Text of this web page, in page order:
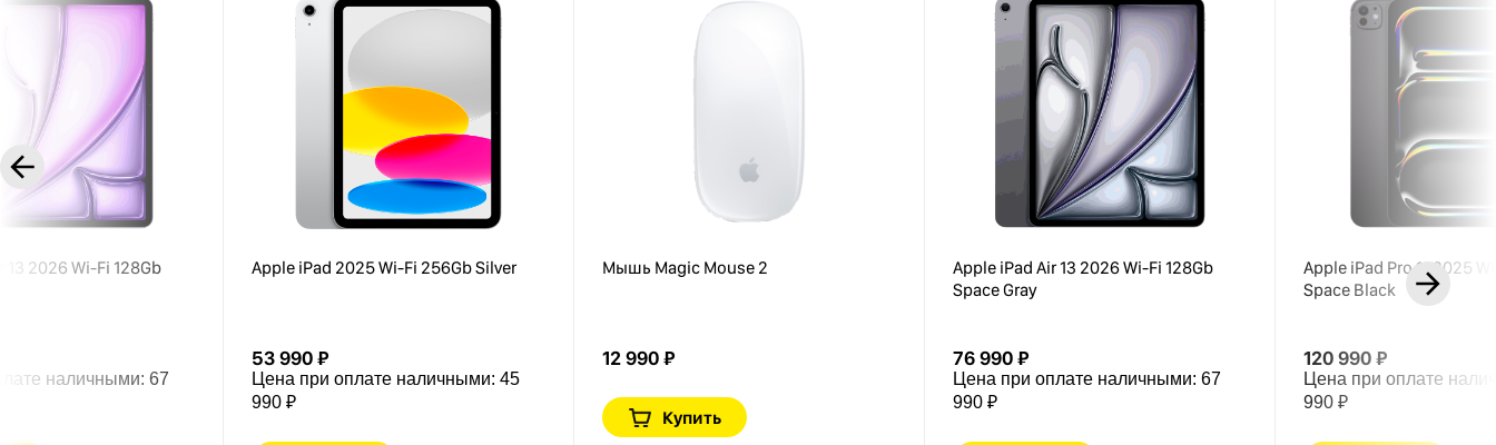
13 2026 Wi-Fi 128Gb
наличными: 67
Apple iPad 2025 Wi-Fi 256Gb Silver
53 990 ₽
Цена при оплате наличными: 45
990 ₽
Мышь Magic Mouse 2
12 990 ₽
Купить
Apple iPad Air 13 2026 Wi-Fi 128Gb
Space Gray
76 990 ₽
Цена при оплате наличными: 67
990 ₽
Apple iPad Pro 11 2025
Space Black
120 990 ₽
Цена при оплате
990 ₽